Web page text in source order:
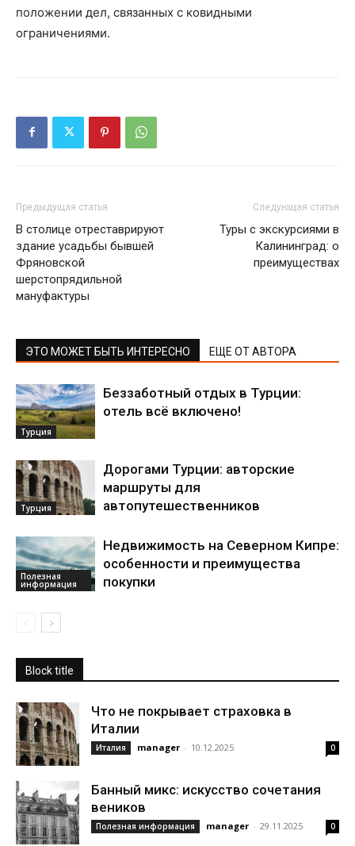
положении дел, связанных с ковидными
ограничениями.
Предыдущая статья
В столице отреставрируют
здание усадьбы бывшей
Фряновской
шерстопрядильной
мануфактуры
Следующая статья
Туры с экскурсиями в
Калининград: о
преимуществах
ЭТО МОЖЕТ БЫТЬ ИНТЕРЕСНО ЕЩЕ ОТ АВТОРА
Турция
Беззаботный отдых в Турции:
отель всё включено!
Турция
Дорогами Турции: авторские
маршруты для
автопутешественников
Полезная
информация
Недвижимость на Северном Кипре:
особенности и преимущества
покупки
Block title
Что не покрывает страховка в
Италии
Италия manager - 10.12.2025 0
Банный микс: искусство сочетания
веников
Полезная информация manager - 29.11.2025 0